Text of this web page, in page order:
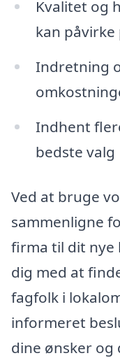
Kvalitet og
kan påvirke
Indretning
Indhent
bedste valg
Ved at bruge
sammenligne
firma til dit nye
dig med at
fagfolk i
informeret
dine ønsker og